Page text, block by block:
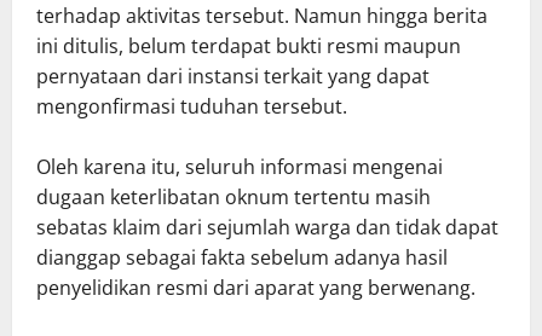
terhadap aktivitas tersebut. Namun hingga berita
ini ditulis, belum terdapat bukti resmi maupun
pernyataan dari instansi terkait yang dapat
mengonfirmasi tuduhan tersebut.
Oleh karena itu, seluruh informasi mengenai
dugaan keterlibatan oknum tertentu masih
sebatas klaim dari sejumlah warga dan tidak dapat
dianggap sebagai fakta sebelum adanya hasil
penyelidikan resmi dari aparat yang berwenang.